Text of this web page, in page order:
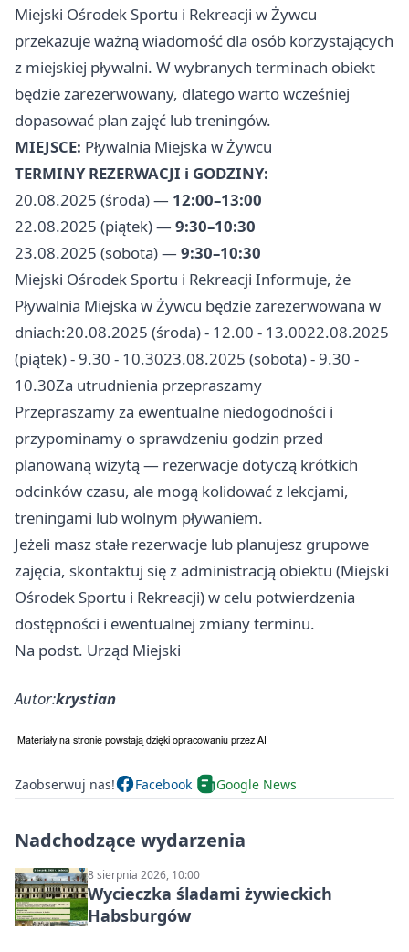
Miejski Ośrodek Sportu i Rekreacji w Żywcu
przekazuje ważną wiadomość dla osób korzystających
z miejskiej pływalni. W wybranych terminach obiekt
będzie zarezerwowany, dlatego warto wcześniej
dopasować plan zajęć lub treningów.
MIEJSCE: Pływalnia Miejska w Żywcu
TERMINY REZERWACJI i GODZINY:
20.08.2025 (środa) — 12:00–13:00
22.08.2025 (piątek) — 9:30–10:30
23.08.2025 (sobota) — 9:30–10:30
Miejski Ośrodek Sportu i Rekreacji Informuje, że
Pływalnia Miejska w Żywcu będzie zarezerwowana w
dniach:20.08.2025 (środa) - 12.00 - 13.0022.08.2025
(piątek) - 9.30 - 10.3023.08.2025 (sobota) - 9.30 -
10.30Za utrudnienia przepraszamy
Przepraszamy za ewentualne niedogodności i
przypominamy o sprawdzeniu godzin przed
planowaną wizytą — rezerwacje dotyczą krótkich
odcinków czasu, ale mogą kolidować z lekcjami,
treningami lub wolnym pływaniem.
Jeżeli masz stałe rezerwacje lub planujesz grupowe
zajęcia, skontaktuj się z administracją obiektu (Miejski
Ośrodek Sportu i Rekreacji) w celu potwierdzenia
dostępności i ewentualnej zmiany terminu.
Na podst. Urząd Miejski
Autor:krystian
Zaobserwuj nas! Facebook Google News
Nadchodzące wydarzenia
8 sierpnia 2026, 10:00
Wycieczka śladami żywieckich
Habsburgów